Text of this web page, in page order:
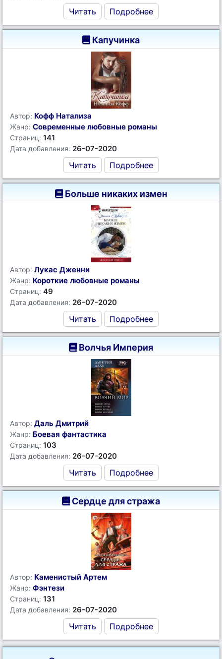
Читать Подробнее
Капучинка
Автор: Кофф Натализа
Жанр: Современные любовные романы
Страниц: 141
Дата добавления: 26-07-2020
Читать Подробнее
Больше никаких измен
Автор: Лукас Дженни
Жанр: Короткие любовные романы
Страниц: 49
Дата добавления: 26-07-2020
Читать Подробнее
Волчья Империя
Автор: Даль Дмитрий
Жанр: Боевая фантастика
Страниц: 103
Дата добавления: 26-07-2020
Читать Подробнее
Сердце для стража
Автор: Каменистый Артем
Жанр: Фэнтези
Страниц: 131
Дата добавления: 26-07-2020
Читать Подробнее